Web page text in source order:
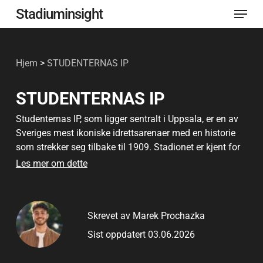
til
Stadiuminsight Meny
Hjem > STUDENTERNAS IP
STUDENTERNAS IP
Studenternas IP, som ligger sentralt i Uppsala, er en av
Sveriges mest ikoniske idrettsarenaer med en historie
som strekker seg tilbake til 1909. Stadionet er kjent for
å ha vært vertskap for den svenske bandyfinalen og
og moderne funksjonalitet.
Arenaen ble fullstendig ombygd i 2020, og har nå
oppgraderte sitteplasser, VIP-seksjoner og fleksible
Les mer om dette
Skrevet av Marek Prochazka
Sist oppdatert 03.06.2026